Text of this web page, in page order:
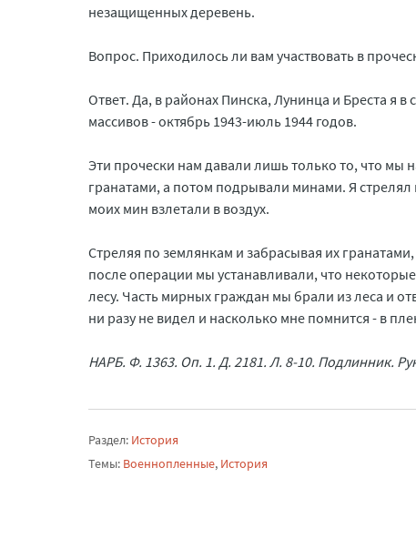
незащищенных деревень.
Вопрос. Приходилось ли вам участвовать в
Ответ. Да, в районах Пинска, Лунинца и Бреста я
массивов - октябрь 1943-июль 1944 годов.
Эти прочески нам давали лишь только то, что мы
гранатами, а потом подрывали минами. Я
моих мин взлетали в воздух.
Стреляя по землянкам и забрасывая их
после операции мы устанавливали, что
лесу. Часть мирных граждан мы брали из леса и
ни разу не видел и насколько мне помнится - в
НАРБ. Ф. 1363. Оп. 1. Д. 2181. Л. 8-10. Подлинник.
Раздел: История
Темы: Военнопленные, История